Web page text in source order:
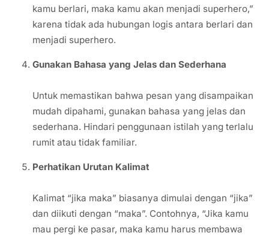
kamu berlari, maka kamu akan menjadi superhero,”
karena tidak ada hubungan logis antara berlari dan
menjadi superhero.
Gunakan Bahasa yang Jelas dan Sederhana
Untuk memastikan bahwa pesan yang disampaikan
mudah dipahami, gunakan bahasa yang jelas dan
sederhana. Hindari penggunaan istilah yang terlalu
rumit atau tidak familiar.
Perhatikan Urutan Kalimat
Kalimat “jika maka” biasanya dimulai dengan “jika”
dan diikuti dengan “maka”. Contohnya, “Jika kamu
mau pergi ke pasar, maka kamu harus membawa